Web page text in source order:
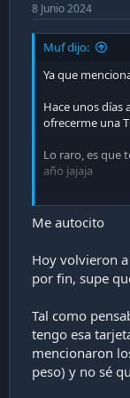
8 Junio 2024
Muf dijo:
Ya que
Hace unos días
ofrecerme una
Lo raro, es que
año jajaja
Un día, llamaré
Tengo pensado
pagarlo en
mitad o más
Saludos
Me autocito
Hoy volvieron
por fin, supe
Tal como
tengo esa
mencionaron
peso) y no sé